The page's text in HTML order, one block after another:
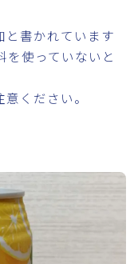
と書かれています
を使っていないと
ください。